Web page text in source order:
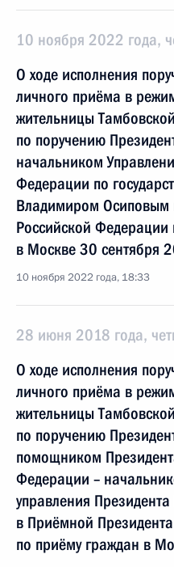
10 ноября 2022 года,
О ходе исполнения
личного приёма в
жительницы
по поручению
начальником
Федерации по
Владимиром Осиповым
Российской Федерации
в Москве 30 сентября
10 ноября 2022 года, 18:33
28 июня 2018 года,
О ходе исполнения
личного приёма в
жительницы
по поручению
помощником
Федерации –
управления
в Приёмной
по приёму граждан в